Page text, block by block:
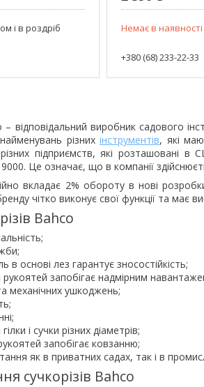
і в роздріб Немає в наявності
+380 (68) 233-22-33
відповідальний виробник садового
різних інструментів, які
підприємств, які розташовані в
Це означає, що в компанії
вкладає 2% обороту в нові
чітко виконує свої функції та має
Bahco
в основі лез гарантує зносостійкість;
рукоятей запобігає надмірним
механічних ушкоджень;
і сучки різних діаметрів;
запобігає ковзанню;
як в приватних садах, так і в
сучкорізів Bahco